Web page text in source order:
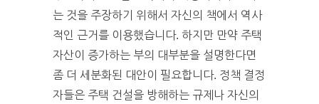
는 것을 주장하기 위해서 자신의 책에서 역사
적인 근거를 이용했습니다. 하지만 만약 주택
자산이 증가하는 부의 대부분을 설명한다면
좀 더 세분화된 대안이 필요합니다. 정책 결정
자들은 주택 건설을 방해하는 규제나 자신의